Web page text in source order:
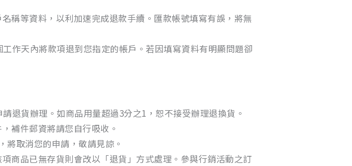
稱等資料，以利加速完成退款手續。匯款帳號填寫有誤，將無
作天內將款項退到您指定的帳戶。若因填寫資料有明顯問題卻
退貨辦理。如商品用量超過3分之1，恕不接受辦理退換貨。
補件郵資將請您自行吸收。
將取消您的申請，敬請見諒。
商品已無存貨則會改以「退貨」方式處理。參與行銷活動之訂